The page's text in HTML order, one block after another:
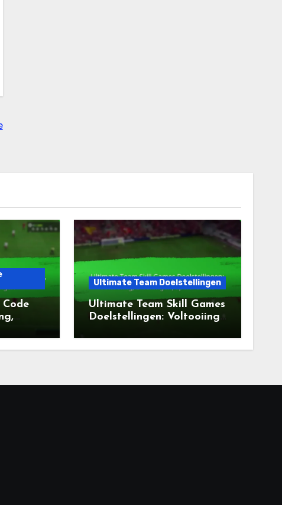
Code
Ultimate Team Doelstellingen
Ultimate Team Skill Games
Doelstellingen: Voltooiing,